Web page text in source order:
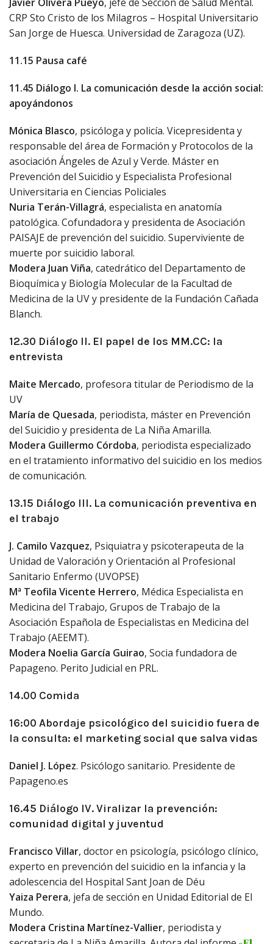
Javier Olivera Pueyo, jefe de Sección de Salud Mental.
CRP Sto Cristo de los Milagros – Hospital Universitario
San Jorge de Huesca. Universidad de Zaragoza (UZ).
11.15 Pausa café
11.45 Diálogo I. La comunicación desde la acción social:
apoyándonos
Mónica Blasco, psicóloga y policía. Vicepresidenta y
responsable del área de Formación y Protocolos de la
asociación Ángeles de Azul y Verde. Máster en
Prevención del Suicidio y Especialista Profesional
Universitaria en Ciencias Policiales
Nuria Terán-Villagrá, especialista en anatomía
patológica. Cofundadora y presidenta de Asociación
PAISAJE de prevención del suicidio. Superviviente de
muerte por suicidio laboral.
Modera Juan Viña, catedrático del Departamento de
Bioquímica y Biología Molecular de la Facultad de
Medicina de la UV y presidente de la Fundación Cañada
Blanch.
12.30 Diálogo II. El papel de los MM.CC: la
entrevista
Maite Mercado, profesora titular de Periodismo de la
UV
María de Quesada, periodista, máster en Prevención
del Suicidio y presidenta de La Niña Amarilla.
Modera Guillermo Córdoba, periodista especializado
en el tratamiento informativo del suicidio en los medios
de comunicación.
13.15 Diálogo III. La comunicación preventiva en
el trabajo
J. Camilo Vazquez, Psiquiatra y psicoterapeuta de la
Unidad de Valoración y Orientación al Profesional
Sanitario Enfermo (UVOPSE)
Mª Teofila Vicente Herrero, Médica Especialista en
Medicina del Trabajo, Grupos de Trabajo de la
Asociación Española de Especialistas en Medicina del
Trabajo (AEEMT).
Modera Noelia García Guirao, Socia fundadora de
Papageno. Perito Judicial en PRL.
14.00 Comida
16:00 Abordaje psicológico del suicidio fuera de
la consulta: el marketing social que salva vidas
Daniel J. López. Psicólogo sanitario. Presidente de
Papageno.es
16.45 Diálogo IV. Viralizar la prevención:
comunidad digital y juventud
Francisco Villar, doctor en psicología, psicólogo clínico,
experto en prevención del suicidio en la infancia y la
adolescencia del Hospital Sant Joan de Déu
Yaiza Perera, jefa de sección en Unidad Editorial de El
Mundo.
Modera Cristina Martínez-Vallier, periodista y